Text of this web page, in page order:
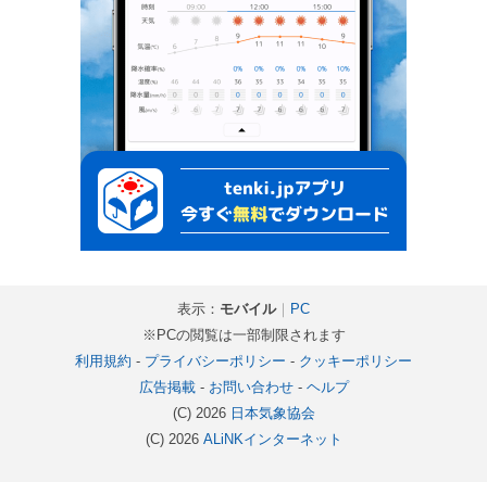
表示： モバイル｜ PC
※PCの閲覧は一部制限されます
利用規約 - プライバシーポリシー - クッキーポリシー
広告掲載- お問い合わせ- ヘルプ
(C) 2026 日本気象協会
(C) 2026 ALiNKインターネット